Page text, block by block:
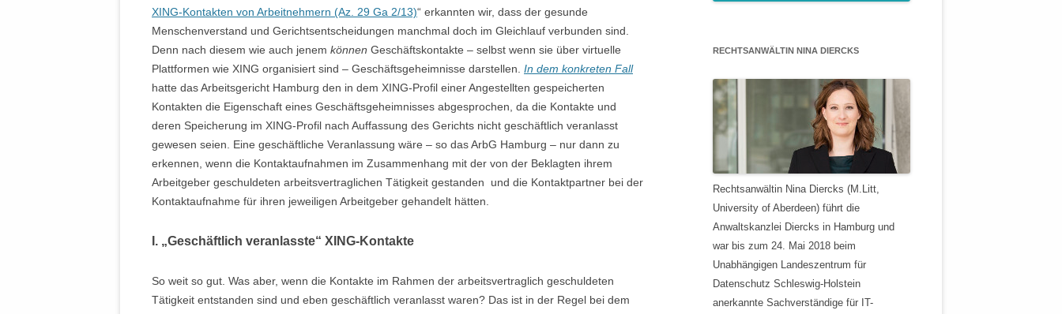
XING-Kontakten von Arbeitnehmern (Az. 29 Ga 2/13)“ erkannten wir, dass der gesunde
Menschenverstand und Gerichtsentscheidungen manchmal doch im Gleichlauf verbunden sind.
Denn nach diesem wie auch jenem können Geschäftskontakte – selbst wenn sie über virtuelle
Plattformen wie XING organisiert sind – Geschäftsgeheimnisse darstellen. In dem konkreten Fall
hatte das Arbeitsgericht Hamburg den in dem XING-Profil einer Angestellten gespeicherten
Kontakten die Eigenschaft eines Geschäftsgeheimnisses abgesprochen, da die Kontakte und
deren Speicherung im XING-Profil nach Auffassung des Gerichts nicht geschäftlich veranlasst
gewesen seien. Eine geschäftliche Veranlassung wäre – so das ArbG Hamburg – nur dann zu
erkennen, wenn die Kontaktaufnahmen im Zusammenhang mit der von der Beklagten ihrem
Arbeitgeber geschuldeten arbeitsvertraglichen Tätigkeit gestanden und die Kontaktpartner bei der
Kontaktaufnahme für ihren jeweiligen Arbeitgeber gehandelt hätten.
I. „Geschäftlich veranlasste“ XING-Kontakte
So weit so gut. Was aber, wenn die Kontakte im Rahmen der arbeitsvertraglich geschuldeten
Tätigkeit entstanden sind und eben geschäftlich veranlasst waren? Das ist in der Regel bei dem
RECHTSANWÄLTIN NINA DIERCKS
Rechtsanwältin Nina Diercks (M.Litt,
University of Aberdeen) führt die
Anwaltskanzlei Diercks in Hamburg und
war bis zum 24. Mai 2018 beim
Unabhängigen Landeszentrum für
Datenschutz Schleswig-Holstein
anerkannte Sachverständige für IT-